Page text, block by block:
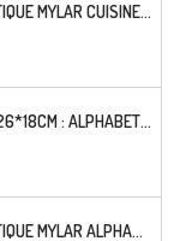
POCHOIR A4 EN PLASTIQUE MYLAR CUISINE RECETTE ALPHABET LETTRE 15 MM
POCHOIR PLASTIQUE 26*18CM : ALPHABET (14)
POCHOIR A4 EN PLASTIQUE MYLAR ALPHABET LETTRE TYPO CHARLEMAGNE